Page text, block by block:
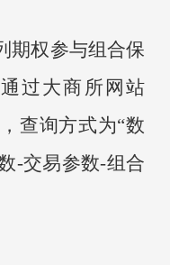
期权参与组合保
过大商所网站
，查询方式为“数
-交易参数-组合